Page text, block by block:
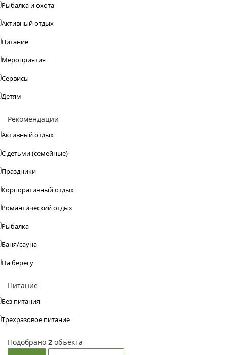
Рыбалка и охота
Активный отдых
Питание
Мероприятия
Сервисы
Детям
Рекомендации
Активный отдых
С детьми (семейные)
Праздники
Корпоративный отдых
Романтический отдых
Рыбалка
Баня/сауна
На берегу
Питание
Без питания
Трехразовое питание
Подобрано 2 объекта